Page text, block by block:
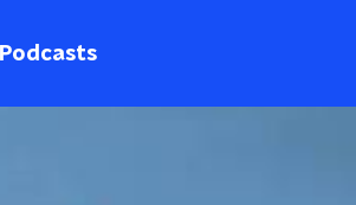
Podcasts